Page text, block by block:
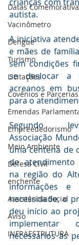
Datas
Vacinômetro
Dengue
Turismo
Licitações
Covênios e Parcerias
Emendas
Empreededorismo
Meio Ambiente
Defesa Civil
enchente
Assistência Social
Aviso
INFRAESTRUTURA
autista.
A iniciativa
e mães de
sem condições
se deslocar a
acreanos em
para o
Segundo
Associação
uma centena de
de atendimento
na região do
informações e
necessidade, o
deu início ao
implementar
necessários às